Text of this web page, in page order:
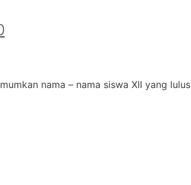
nama – nama siswa XII yang lulus